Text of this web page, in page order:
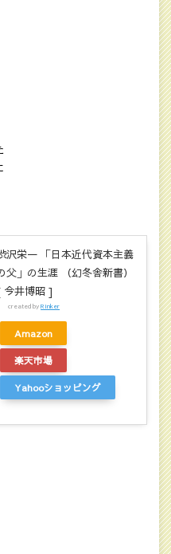
沢栄一 「日本近代資本主義
父」の生涯 （幻冬舎新書）
今井博昭 ]
created byRinker
Amazon
楽天市場
Yahooショッピング